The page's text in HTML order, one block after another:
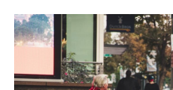
Криптовалюта
Робота і освіта